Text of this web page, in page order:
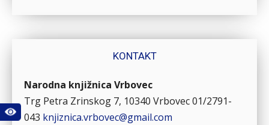
KONTAKT
Narodna knjižnica Vrbovec
Trg Petra Zrinskog 7, 10340 Vrbovec01/2791-
043 knjiznica.vrbovec@gmail.com